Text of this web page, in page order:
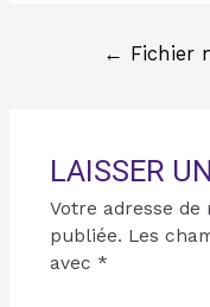
← Fichier
LAISSER
Votre adresse de
publiée. Les
avec *